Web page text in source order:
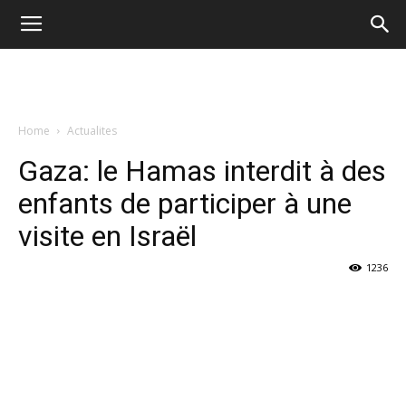
Home Actualites
Gaza: le Hamas interdit à des
enfants de participer à une
visite en Israël
1236